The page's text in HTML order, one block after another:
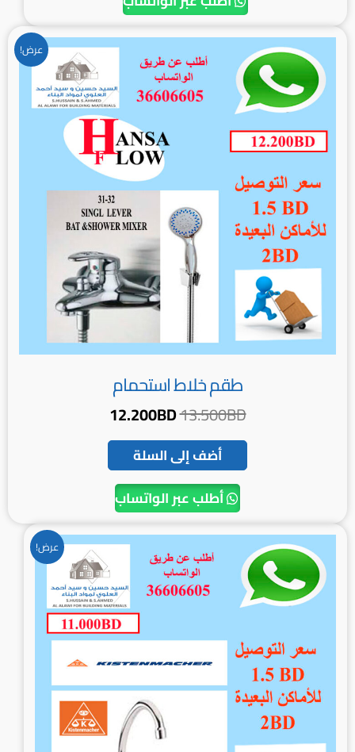
عرض!
طقم خلاط استحمام
13.500BD
السعر
الأصلي
هو:
13.500BD.
12.200BD
السعر
الحالي
هو:
12.200BD.
أضف إلى السلة
أطلب عبر الواتساب
عرض! السعر
الأصلي
هو:
12.500BD.
السعر
الحالي
هو:
11.000BD.